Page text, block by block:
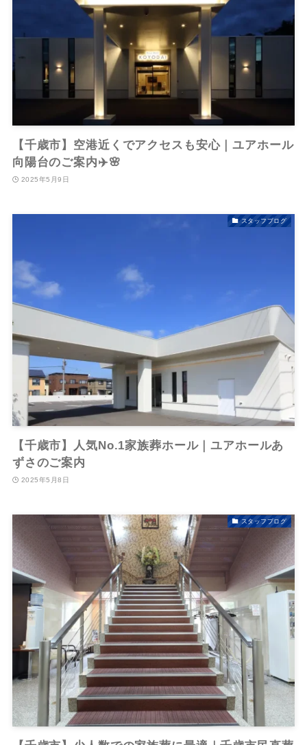
【千歳市】空港近くでアクセスも安心｜ユアホール
向陽台のご案内✈️🌸
2025年5月9日
スタッフブログ
【千歳市】人気No.1家族葬ホール｜ユアホールあ
ずさのご案内
2025年5月8日
スタッフブログ